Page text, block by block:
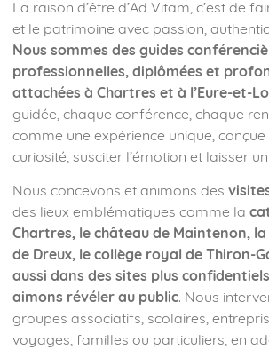
La raison d’être d’Ad Vitam, c’est de
et le patrimoine avec passion,
Nous sommes des guides
professionnelles, diplômées et
attachées à Chartres et à l’Eure-et-
guidée, chaque conférence, chaque
comme une expérience unique,
curiosité, susciter l’émotion et laisser
Nous concevons et animons des
des lieux emblématiques comme la
Chartres, le château de Maintenon,
de Dreux, le collège royal de Thiron-
aussi dans des sites plus
aimons révéler au public. Nous
groupes associatifs, scolaires,
voyages, familles ou particuliers, en